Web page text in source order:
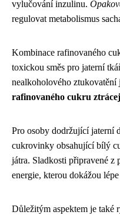
vylučování inzulinu.
regulovat metabolismus
Kombinace rafinovaného
toxickou směs pro jaterní
nealkoholového ztukovatění
rafinovaného cukru
Pro osoby dodržující jaterní
cukrovinky obsahující bílý
játra. Sladkosti připravené
energie, kterou dokážou
Důležitým aspektem je také